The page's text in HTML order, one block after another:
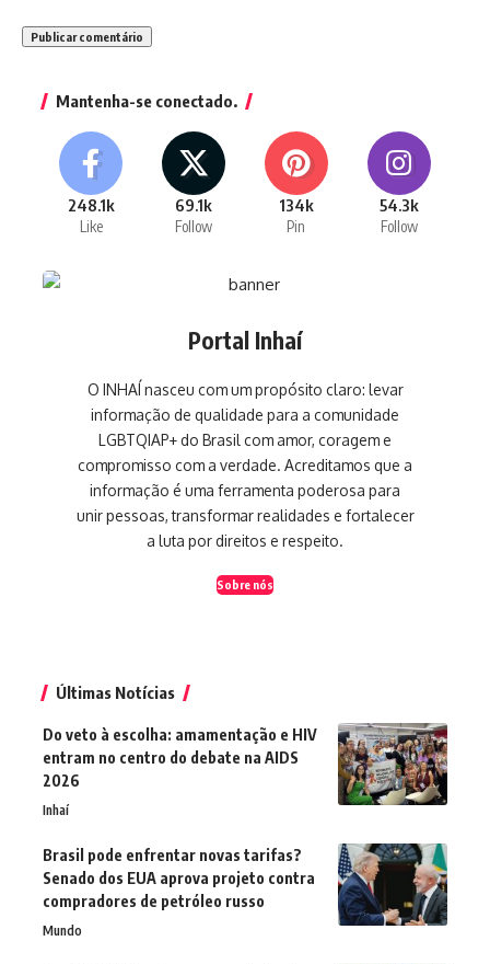
Mantenha-se conectado.
248.1k
Like
69.1k
Follow
134k
Pin
54.3k
Follow
Portal Inhaí
O INHAÍ nasceu com um propósito claro: levar
informação de qualidade para a comunidade
LGBTQIAP+ do Brasil com amor, coragem e
compromisso com a verdade. Acreditamos que a
informação é uma ferramenta poderosa para
unir pessoas, transformar realidades e fortalecer
a luta por direitos e respeito.
Sobre nós
Últimas Notícias
Do veto à escolha: amamentação e HIV
entram no centro do debate na AIDS
2026
Inhaí
Brasil pode enfrentar novas tarifas?
Senado dos EUA aprova projeto contra
compradores de petróleo russo
Mundo